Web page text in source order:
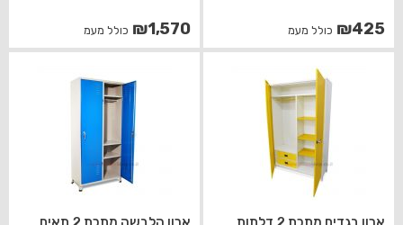
₪425 כולל מעמ ₪1,570 כולל מעמ